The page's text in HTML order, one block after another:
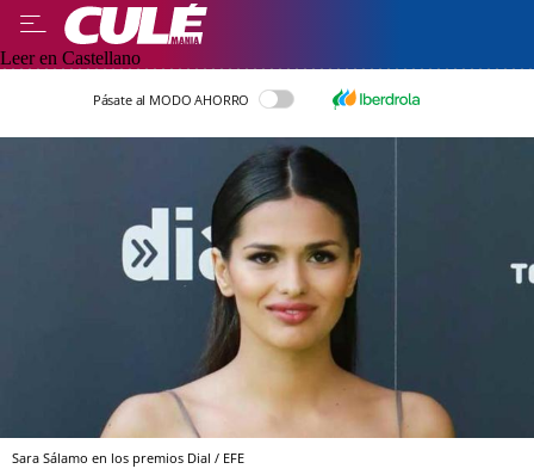
Leer en Castellano
Pásate al MODO AHORRO
Sara Sálamo en los premios Dial / EFE